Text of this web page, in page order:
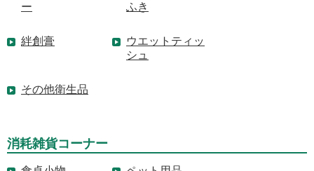
ー
ふき
絆創膏
ウエットティッ
シュ
その他衛生品
消耗雑貨コーナー